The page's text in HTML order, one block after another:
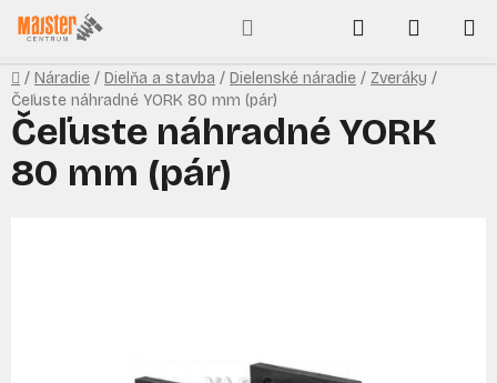
Prejsť
na
obsah
Hľadať
KOŠÍK
Domov
/ Náradie / Dielňa a stavba / Dielenské náradie / Zveráky /
Čeľuste náhradné YORK 80 mm (pár)
Čeľuste náhradné YORK
80 mm (pár)